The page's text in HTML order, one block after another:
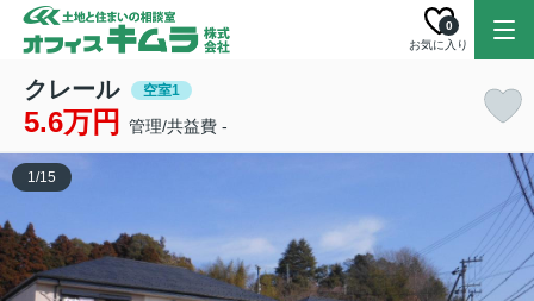
お気に入り
0
クレール 空室1
5.6万円 管理/共益費 -
1/15